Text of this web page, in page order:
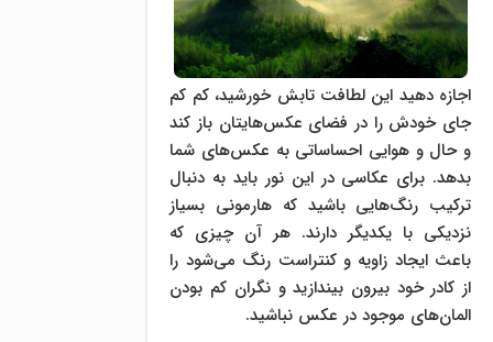
اجازه دهید این لطافت تابش خورشید، کم کم
جای خودش را در فضای عکس‌هایتان باز کند
و حال و هوایی احساساتی به عکس‌های شما
بدهد. برای عکاسی در این نور باید به دنبال
ترکیب رنگ‌هایی باشید که هارمونی بسیاز
نزدیکی با یکدیگر دارند. هر آن چیزی که
باعث ایجاد زاویه و کنتراست رنگ می‌شود را
از کادر خود بیرون بیندازید و نگران کم بودن
المان‌های موجود در عکس نباشید.